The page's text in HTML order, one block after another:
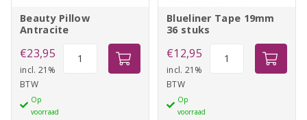
Beauty Pillow
Antracite
€23,95
incl. 21%
BTW
Op
voorraad
Blueliner Tape 19mm
36 stuks
€12,95
incl. 21%
BTW
Op
voorraad